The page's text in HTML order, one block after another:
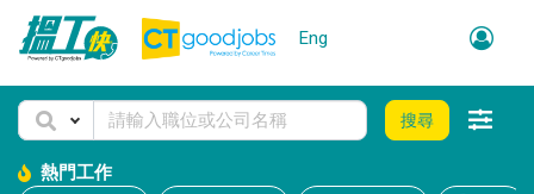
Eng
搜尋
熱門工作